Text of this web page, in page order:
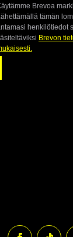
Brevoa
tämän
henkilötiedot
Brevon